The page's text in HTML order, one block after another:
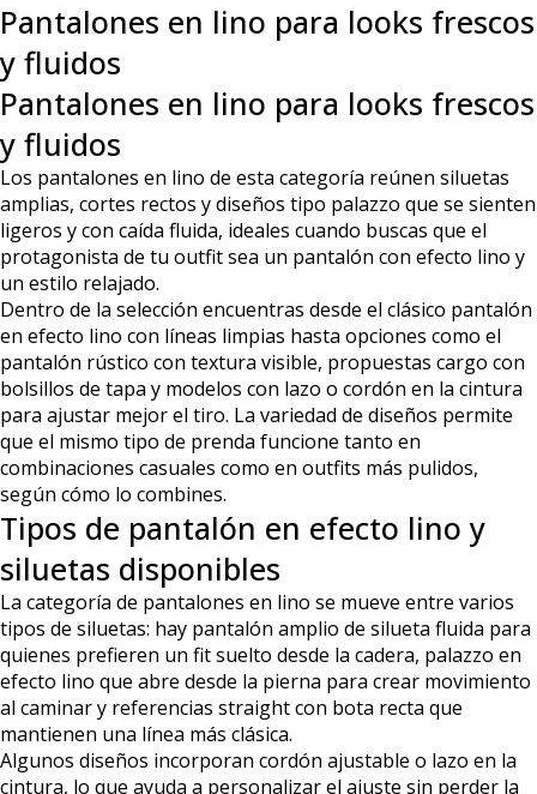
Pantalones en lino para looks frescos
y fluidos
Pantalones en lino para looks frescos
y fluidos
Los pantalones en lino de esta categoría reúnen siluetas
amplias, cortes rectos y diseños tipo palazzo que se sienten
ligeros y con caída fluida, ideales cuando buscas que el
protagonista de tu outfit sea un pantalón con efecto lino y
un estilo relajado.
Dentro de la selección encuentras desde el clásico pantalón
en efecto lino con líneas limpias hasta opciones como el
pantalón rústico con textura visible, propuestas cargo con
bolsillos de tapa y modelos con lazo o cordón en la cintura
para ajustar mejor el tiro. La variedad de diseños permite
que el mismo tipo de prenda funcione tanto en
combinaciones casuales como en outfits más pulidos,
según cómo lo combines.
Tipos de pantalón en efecto lino y
siluetas disponibles
La categoría de pantalones en lino se mueve entre varios
tipos de siluetas: hay pantalón amplio de silueta fluida para
quienes prefieren un fit suelto desde la cadera, palazzo en
efecto lino que abre desde la pierna para crear movimiento
al caminar y referencias straight con bota recta que
mantienen una línea más clásica.
Algunos diseños incorporan cordón ajustable o lazo en la
cintura, lo que ayuda a personalizar el ajuste sin perder la